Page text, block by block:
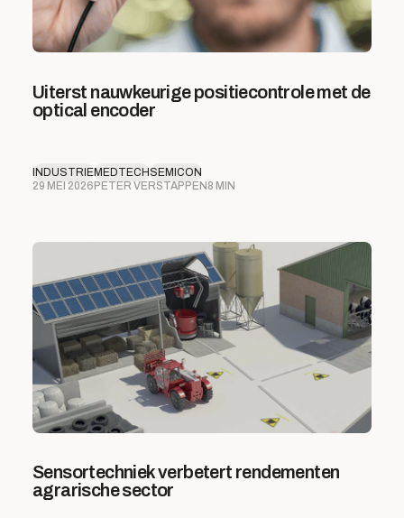
Uiterst nauwkeurige positiecontrole met de
optical encoder
INDUSTRIEMEDTECHSEMICON
29 MEI 2026 PETER VERSTAPPEN 8 MIN
Sensortechniek verbetert rendementen
agrarische sector